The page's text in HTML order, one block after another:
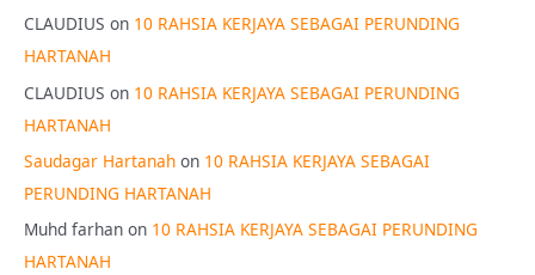
CLAUDIUS on 10 RAHSIA KERJAYA SEBAGAI PERUNDING
HARTANAH
CLAUDIUS on 10 RAHSIA KERJAYA SEBAGAI PERUNDING
HARTANAH
Saudagar Hartanah on 10 RAHSIA KERJAYA SEBAGAI
PERUNDING HARTANAH
Muhd farhan on 10 RAHSIA KERJAYA SEBAGAI PERUNDING
HARTANAH